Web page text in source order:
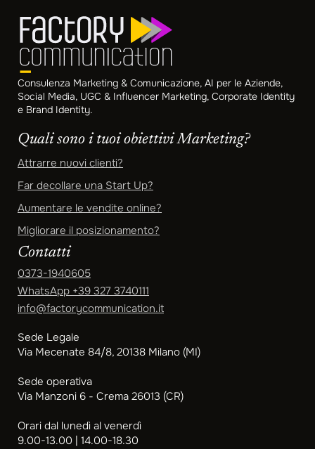
Consulenza Marketing & Comunicazione, AI per le Aziende,
Social Media, UGC & Influencer Marketing, Corporate Identity
e Brand Identity.
Quali sono i tuoi obiettivi Marketing?
Attrarre nuovi clienti?
Far decollare una Start Up?
Aumentare le vendite online?
Migliorare il posizionamento?
Contatti
0373-1940605
WhatsApp +39 327 3740111
info@factorycommunication.it
Sede Legale
Via Mecenate 84/8, 20138 Milano (MI)
Sede operativa
Via Manzoni 6 - Crema 26013 (CR)
Orari dal lunedì al venerdì
9.00-13.00 | 14.00-18.30